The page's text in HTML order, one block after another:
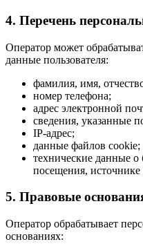
4. Перечень
Оператор может
данные пользователя:
фамилия, имя,
номер телефона;
адрес электронной
сведения, указанные
IP-адрес;
данные файлов cookie;
технические данные о
посещения, источнике
5. Правовые
Оператор обрабатывает
основаниях: